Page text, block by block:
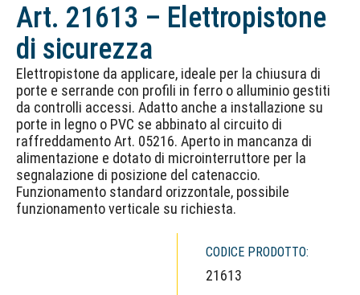
Art. 21613 – Elettropistone
di sicurezza
Elettropistone da applicare, ideale per la chiusura di
porte e serrande con profili in ferro o alluminio gestiti
da controlli accessi. Adatto anche a installazione su
porte in legno o PVC se abbinato al circuito di
raffreddamento Art. 05216. Aperto in mancanza di
alimentazione e dotato di microinterruttore per la
segnalazione di posizione del catenaccio.
Funzionamento standard orizzontale, possibile
funzionamento verticale su richiesta.
CODICE PRODOTTO:
21613